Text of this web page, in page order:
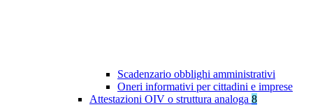
Scadenzario obblighi amministrativi
Oneri informativi per cittadini e imprese
Attestazioni OIV o struttura analoga 8